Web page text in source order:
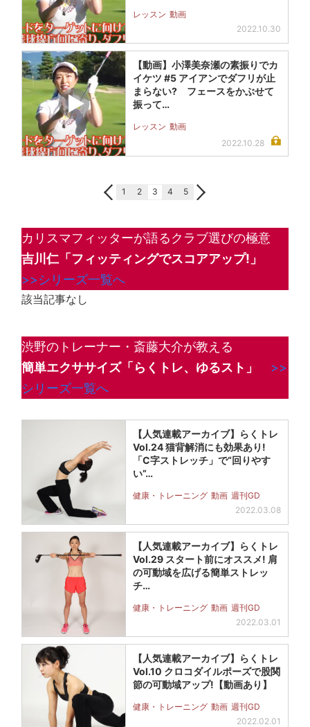
レッスン 動画
2022.10.30
【動画】小澤美奈瀬の素振りでカ
イケツ #5 アイアンでダフリが止
まらない? フェースをかぶせて
振って…
レッスン 動画
2022.10.28
1 2 3 4 5
カリスマフィッターが語るクラブ選びの極意
吉川仁「フィッティングでスコアアップ!」
>>シリーズ一覧へ
該当記事なし
渋野のトレーナー・斎藤大介が教える
簡単エクササイズ「らくトレ、ゆるスト」
>>
シリーズ一覧へ
【人気連載アーカイブ】らくトレ
Vol.24 猫背解消にも効果あり!
「C字ストレッチ」で“回りやす
い”…
健康・トレーニング 動画 週刊GD
2022.03.08
【人気連載アーカイブ】らくトレ
Vol.29 スタート前にオススメ! 肩
の可動域を広げる簡単ストレッ
チ…
健康・トレーニング 動画 週刊GD
2022.03.01
【人気連載アーカイブ】らくトレ
Vol.10 クロコダイルポーズで股関
節の可動域アップ!【動画あり】
健康・トレーニング 動画 週刊GD
2022.02.01